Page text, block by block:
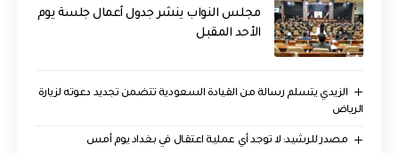
مجلس النواب ينشر جدول أعمال جلسة يوم
الأحد المقبل
الزيدي يتسلم رسالة من القيادة السعودية تتضمن تجديد دعوته لزيارة
الرياض
مصدر للرشيد: لا توجد أي عملية اعتقال في بغداد يوم أمس